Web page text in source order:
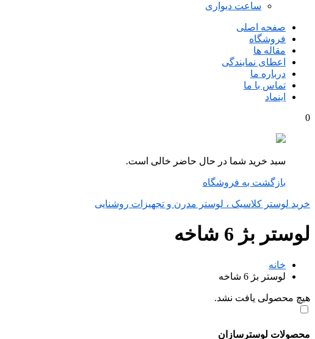
ساعت دیواری
صفحه اصلی
فروشگاه
مقاله ها
اعطای نمایندگی
درباره ما
تماس با ما
اینماد
0
سبد خرید شما در حال حاضر خالی است.
بازگشت به فروشگاه
خرید لوستر کلاسیک ، لوستر مدرن و تجهیزات روشنایی
لوستر بژ 6 شاخه
خانه
لوستر بژ 6 شاخه
هیچ محصولی یافت نشد.
محصولات لوسترسازان